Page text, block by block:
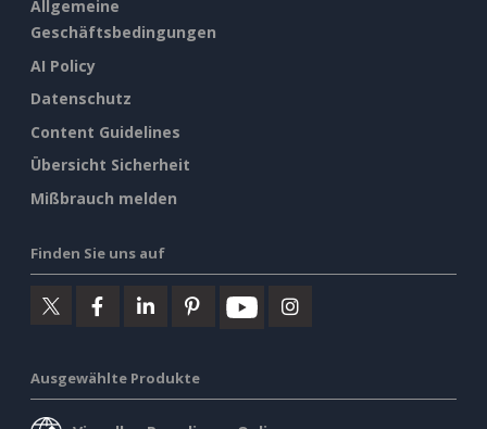
Allgemeine
Geschäftsbedingungen
AI Policy
Datenschutz
Content Guidelines
Übersicht Sicherheit
Mißbrauch melden
Finden Sie uns auf
Ausgewählte Produkte